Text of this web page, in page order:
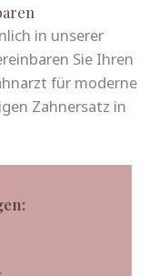
in unserer
Sie Ihren
für moderne
Zahnersatz in